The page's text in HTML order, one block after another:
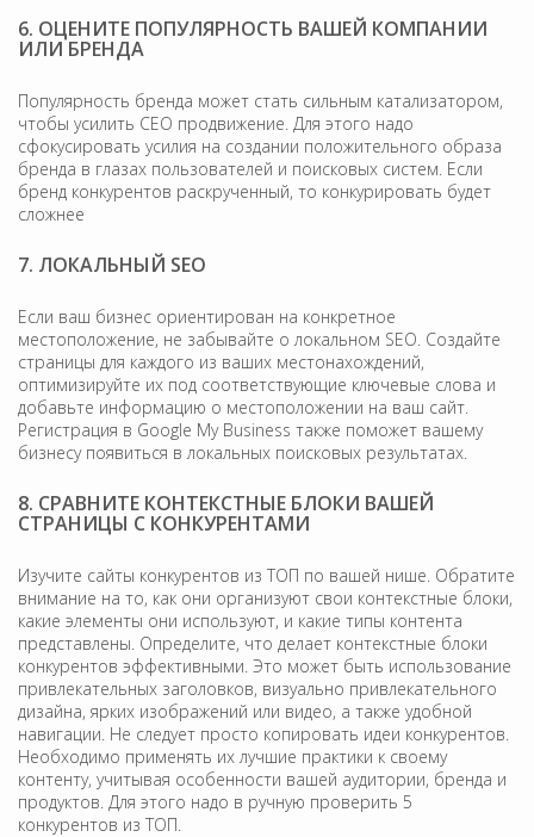
6. ОЦЕНИТЕ ПОПУЛЯРНОСТЬ ВАШЕЙ КОМПАНИИ
ИЛИ БРЕНДА
Популярность бренда может стать сильным катализатором,
чтобы усилить СEO продвижение. Для этого надо
сфокусировать усилия на создании положительного образа
бренда в глазах пользователей и поисковых систем. Если
бренд конкурентов раскрученный, то конкурировать будет
сложнее
7. ЛОКАЛЬНЫЙ SEO
Если ваш бизнес ориентирован на конкретное
местоположение, не забывайте о локальном SEO. Создайте
страницы для каждого из ваших местонахождений,
оптимизируйте их под соответствующие ключевые слова и
добавьте информацию о местоположении на ваш сайт.
Регистрация в Google My Business также поможет вашему
бизнесу появиться в локальных поисковых результатах.
8. СРАВНИТЕ КОНТЕКСТНЫЕ БЛОКИ ВАШЕЙ
СТРАНИЦЫ С КОНКУРЕНТАМИ
Изучите сайты конкурентов из ТОП по вашей нише. Обратите
внимание на то, как они организуют свои контекстные блоки,
какие элементы они используют, и какие типы контента
представлены. Определите, что делает контекстные блоки
конкурентов эффективными. Это может быть использование
привлекательных заголовков, визуально привлекательного
дизайна, ярких изображений или видео, а также удобной
навигации. Не следует просто копировать идеи конкурентов.
Необходимо применять их лучшие практики к своему
контенту, учитывая особенности вашей аудитории, бренда и
продуктов. Для этого надо в ручную проверить 5
конкурентов из ТОП.